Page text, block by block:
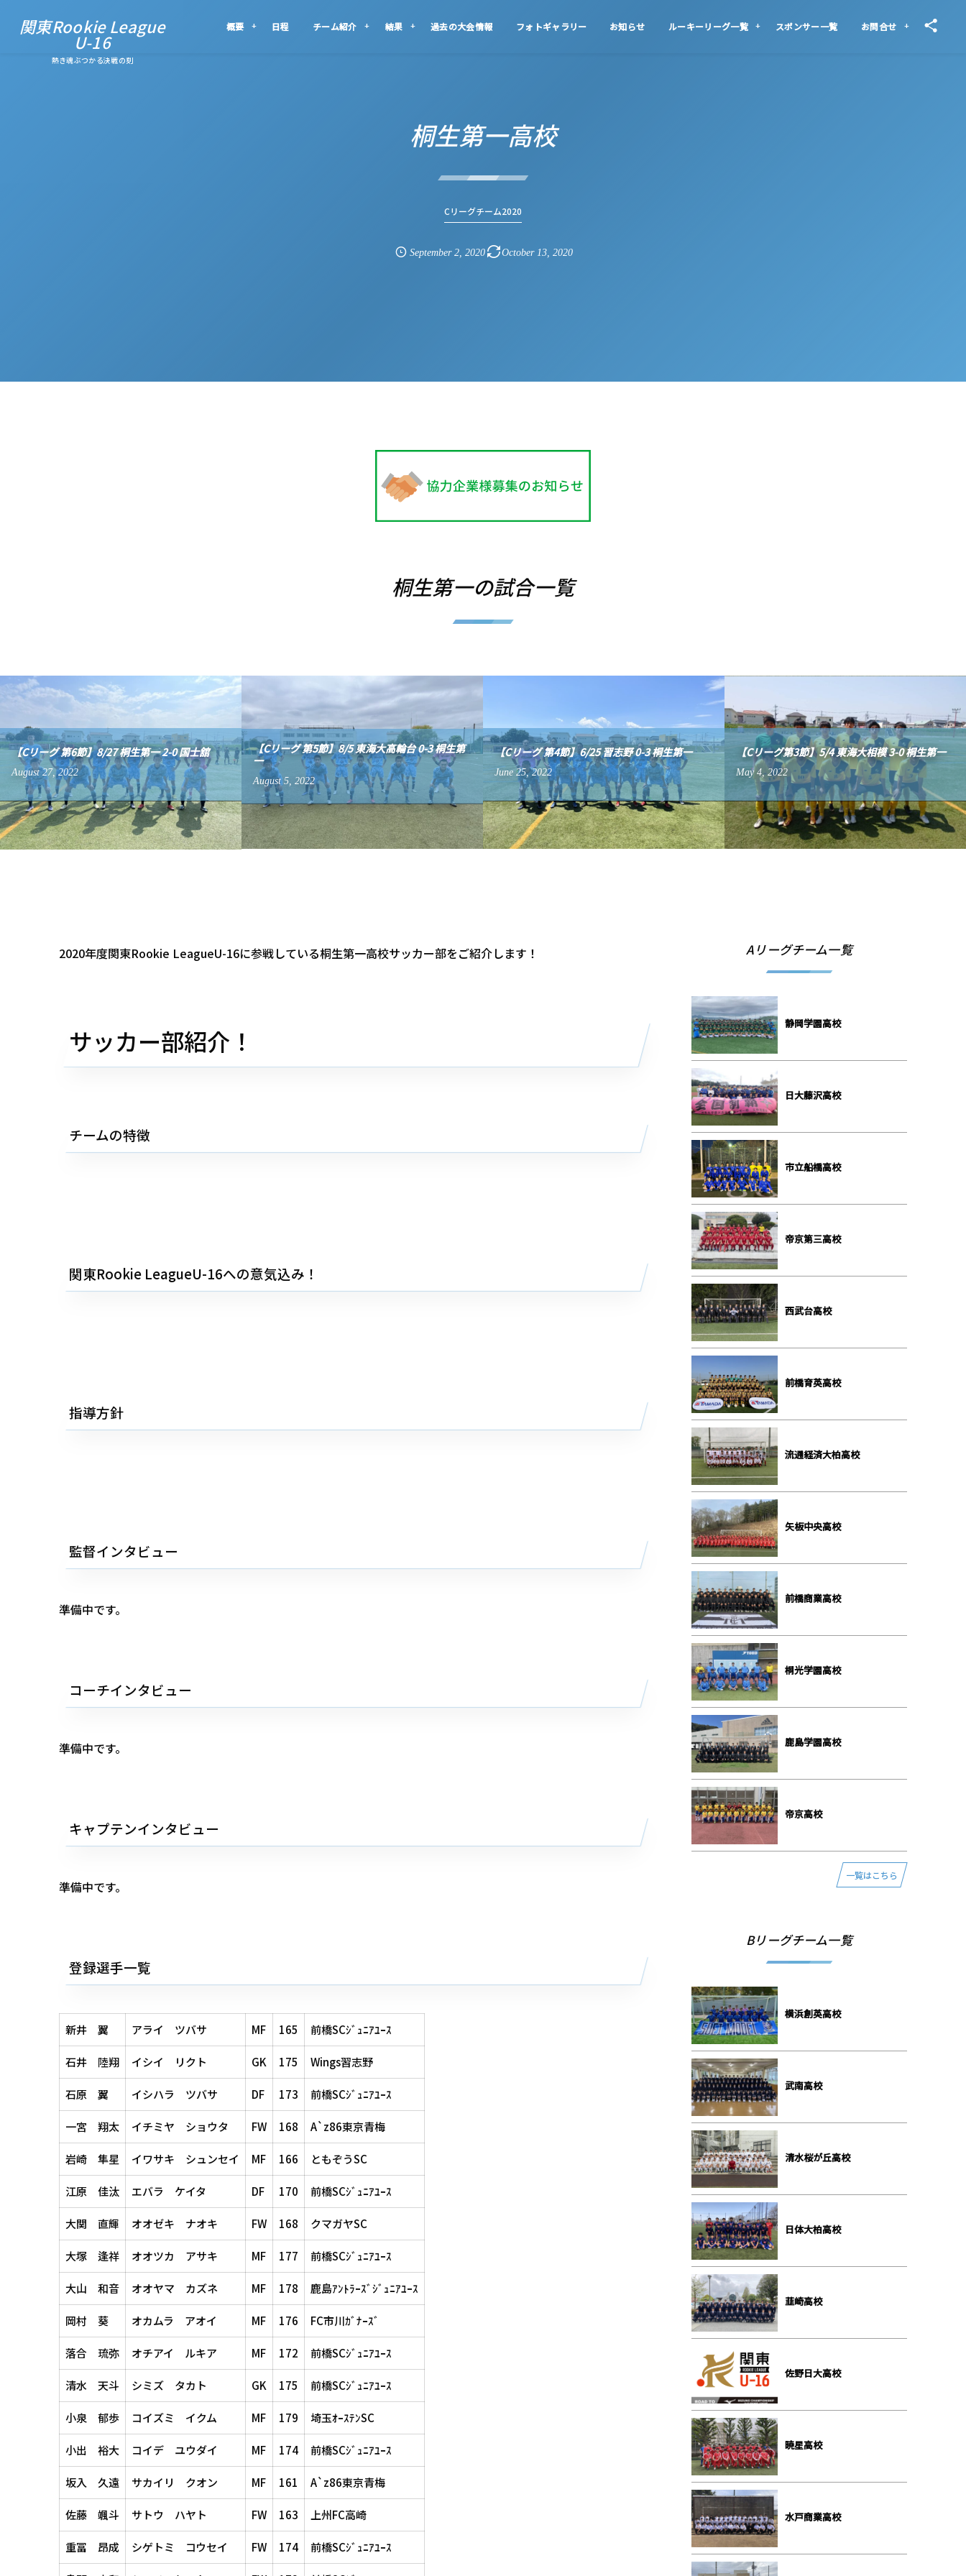
関東Rookie League
U-16
熱き魂ぶつかる決戦の刻
概要 日程 チーム紹介 結果 過去の大会情報 フォトギャラリー お知らせ ルーキーリーグ一覧 スポンサー一覧 お問合せ
桐生第一高校
Cリーグチーム2020
September 2, 2020 October 13,2020
桐生第一の試合一覧
【Cリーグ 第6節】8/27 桐生第一 2-0 国士舘
August 27,2022
【Cリーグ 第5節】8/5 東海大高輪台 0-3 桐生第
一
August 5, 2022
【Cリーグ 第4節】6/25 習志野 0-3 桐生第一
June 25,2022
【Cリーグ第3節】5/4 東海大相模 3-0 桐生第一
May 4, 2022
2020年度関東Rookie LeagueU-16に参戦している桐生第一高校サッカー部をご紹介します！
サッカー部紹介！
チームの特徴
関東Rookie LeagueU-16への意気込み！
指導方針
監督インタビュー
準備中です。
コーチインタビュー
準備中です。
キャプテンインタビュー
準備中です。
登録選手一覧
新井 翼 アライ ツバサ MF 165 前橋SCｼﾞｭﾆｱﾕｰｽ
石井 陸翔 イシイ リクト GK 175 Wings習志野
石原 翼 イシハラ ツバサ DF 173 前橋SCｼﾞｭﾆｱﾕｰｽ
一宮 翔太 イチミヤ ショウタ FW 168 A`z86東京青梅
岩崎 隼星 イワサキ シュンセイ MF 166 ともぞうSC
江原 佳汰 エバラ ケイタ DF 170 前橋SCｼﾞｭﾆｱﾕｰｽ
大関 直輝 オオゼキ ナオキ FW 168 クマガヤSC
大塚 逢祥 オオツカ アサキ MF 177 前橋SCｼﾞｭﾆｱﾕｰｽ
大山 和音 オオヤマ カズネ MF 178 鹿島ｱﾝﾄﾗｰｽﾞｼﾞｭﾆｱﾕｰｽ
岡村 葵 オカムラ アオイ MF 176 FC市川ｶﾞﾅｰｽﾞ
落合 琉弥 オチアイ ルキア MF 172 前橋SCｼﾞｭﾆｱﾕｰｽ
清水 天斗 シミズ タカト GK 175 前橋SCｼﾞｭﾆｱﾕｰｽ
小泉 郁歩 コイズミ イクム MF 179 埼玉ｵｰｽﾃﾝSC
小出 裕大 コイデ ユウダイ MF 174 前橋SCｼﾞｭﾆｱﾕｰｽ
坂入 久遠 サカイリ クオン MF 161 A`z86東京青梅
佐藤 颯斗 サトウ ハヤト FW 163 上州FC高崎
重冨 昂成 シゲトミ コウセイ FW 174 前橋SCｼﾞｭﾆｱﾕｰｽ
Aリーグチーム一覧
静岡学園⾼校
⽇⼤藤沢⾼校
市⽴船橋⾼校
帝京第三⾼校
⻄武台⾼校
前橋育英⾼校
流通経済⼤柏⾼校
⽮板中央⾼校
前橋商業⾼校
桐光学園⾼校
⿅島学園⾼校
帝京⾼校
一覧はこちら
Bリーグチーム一覧
横浜創英⾼校
武南⾼校
清⽔桜が丘⾼校
⽇体⼤柏⾼校
韮崎⾼校
佐野⽇⼤⾼校
暁星⾼校
⽔⼾商業⾼校